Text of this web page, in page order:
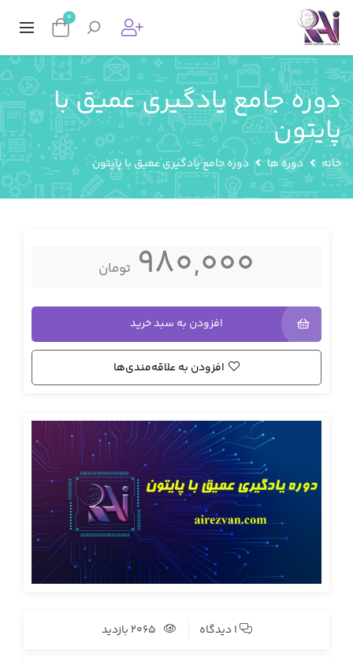
0
دوره جامع یادگیری عمیق با
پایتون
خانه دوره ها دوره جامع یادگیری عمیق با پایتون
980,000 تومان
افزودن به سبد خرید
افزودن به علاقه‌مندی‌ها
1 دیدگاه 2065 بازدید